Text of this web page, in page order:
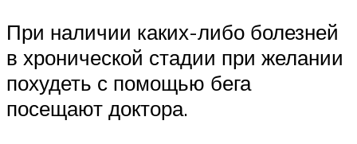
При наличии каких-либо болезней
в хронической стадии при желании
похудеть с помощью бега
посещают доктора.